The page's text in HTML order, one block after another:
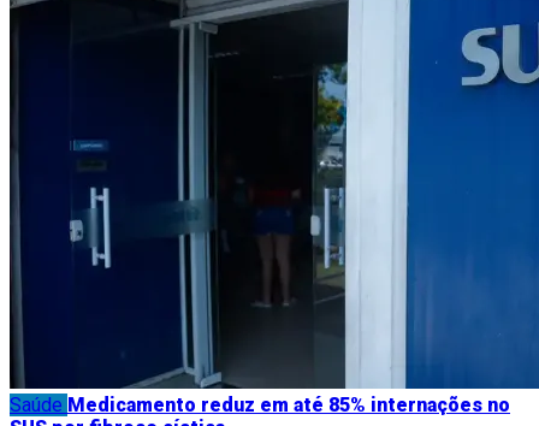
Saúde Medicamento reduz em até 85% internações no